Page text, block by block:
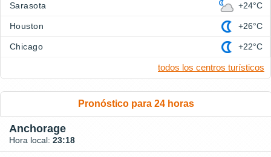
Sarasota +24°C
Houston +26°C
Chicago +22°C
todos los centros turísticos
Pronóstico para 24 horas
Anchorage
Hora local: 23:18